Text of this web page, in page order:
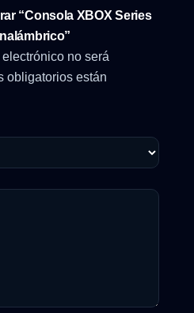
“Consola XBOX Series
no será
obligatorios están